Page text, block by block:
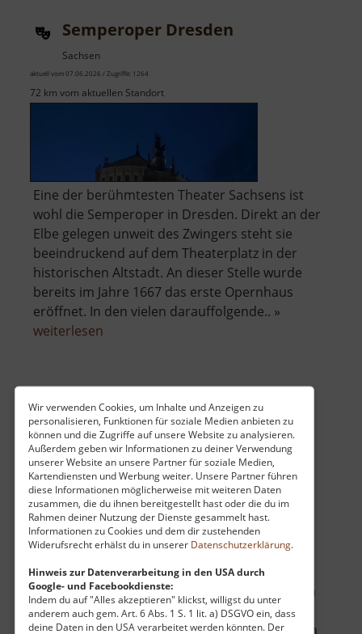
Wir verwenden Cookies, um Inhalte und Anzeigen zu
personalisieren, Funktionen für soziale Medien anbieten zu
können und die Zugriffe auf unsere Website zu analysieren.
Außerdem geben wir Informationen zu deiner Verwendung
unserer Website an unsere Partner für soziale Medien,
Kartendiensten und Werbung weiter. Unsere Partner führen
diese Informationen möglicherweise mit weiteren Daten
zusammen, die du ihnen bereitgestellt hast oder die du im
Rahmen deiner Nutzung der Dienste gesammelt hast.
Informationen zu Cookies und dem dir zustehenden
Widerufsrecht erhälst du in unserer Datenschutzerklärung.
Hinweis zur Datenverarbeitung in den USA durch
Google- und Facebookdienste:
Indem du auf "Alles akzeptieren" klickst, willigst du unter
anderem auch gem. Art. 6 Abs. 1 S. 1 lit. a) DSGVO ein, dass
deine Daten in den USA verarbeitet werden könnten. Der
Semperoper Dresden
Sachsen
aktuell vom 07.06.2026 / Zugriffe: 1264
72 km vom aktuellen Standort
Eine der berühmtesten Theater Sachsens ist
wohl die Semperoper in Dresden. Direkt an der
Elbe gelegen unweit des Zwingers steht sie
beeindruckend auf dem Theaterplatz in der
historischen Altstadt. An dieser Stelle wurde
bereits im Jahre 1667 das erste Opernhaus
eröffnet. In den vielen darauffolgende.. »
weiterlesen
Stadttheater Chomutov
Böhmisches Erzgebirge
aktuell vom 07.06.2026 / Zugriffe: 2006
34 km vom aktuellen Standort
Direkt neben dem Stadtpark Chomutov steht
das beeindruckende Gebäude des städtischen
Theaters. Erbaut wurde es Anfang des 20.
Jahrhunderts im Stil der Neorenaissance. Auch